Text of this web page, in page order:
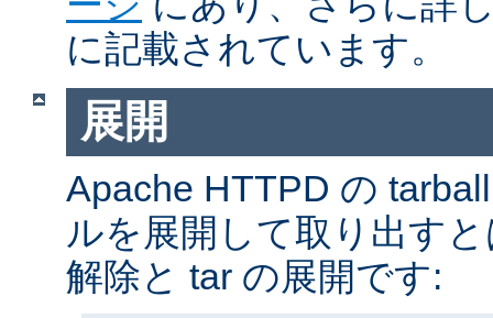
に記載されています。
展開
Apache HTTPD の
ルを展開して取り出す
解除と tar の展開です: